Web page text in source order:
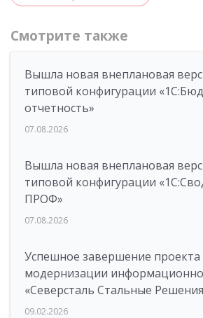
Смотрите также
Вышла новая внеплановая
типовой конфигурации
отчетность»
07.08.2026
Вышла новая внеплановая
типовой конфигурации
ПРОФ»
07.08.2026
Успешное завершение проекта
модернизации
«Северсталь Стальные
09.02.2026